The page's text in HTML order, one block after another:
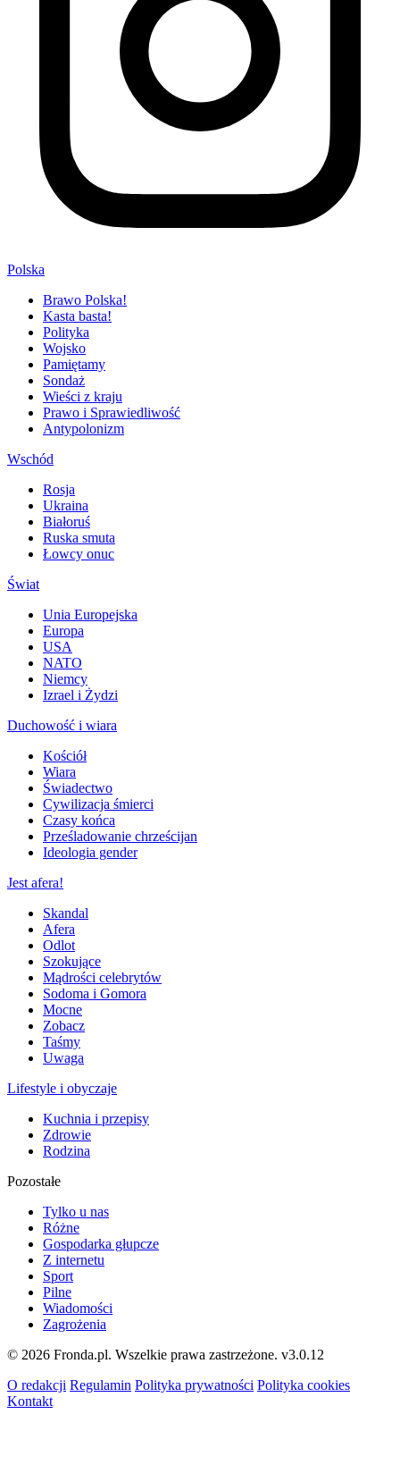
Polska
Brawo Polska!
Kasta basta!
Polityka
Wojsko
Pamiętamy
Sondaż
Wieści z kraju
Prawo i Sprawiedliwość
Antypolonizm
Wschód
Rosja
Ukraina
Białoruś
Ruska smuta
Łowcy onuc
Świat
Unia Europejska
Europa
USA
NATO
Niemcy
Izrael i Żydzi
Duchowość i wiara
Kościół
Wiara
Świadectwo
Cywilizacja śmierci
Czasy końca
Prześladowanie chrześcijan
Ideologia gender
Jest afera!
Skandal
Afera
Odlot
Szokujące
Mądrości celebrytów
Sodoma i Gomora
Mocne
Zobacz
Taśmy
Uwaga
Lifestyle i obyczaje
Kuchnia i przepisy
Zdrowie
Rodzina
Pozostałe
Tylko u nas
Różne
Gospodarka głupcze
Z internetu
Sport
Pilne
Wiadomości
Zagrożenia
© 2026 Fronda.pl. Wszelkie prawa zastrzeżone. v3.0.12
O redakcji Regulamin Polityka prywatności Polityka cookies
Kontakt